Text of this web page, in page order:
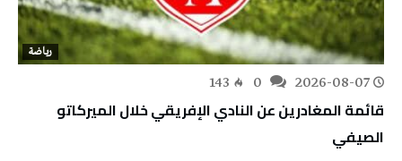
رياضة
2026-08-07
143
قائمة المغادرين عن النادي الإفريقي خلال الميركاتو
الصيفي